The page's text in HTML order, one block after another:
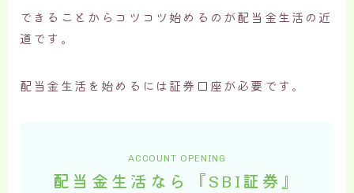
できることからコツコツ始めるのが配当金生活の近
道です。
配当金生活を始めるには証券口座が必要です。
ACCOUNT OPENING
配当金生活なら『SBI証券』